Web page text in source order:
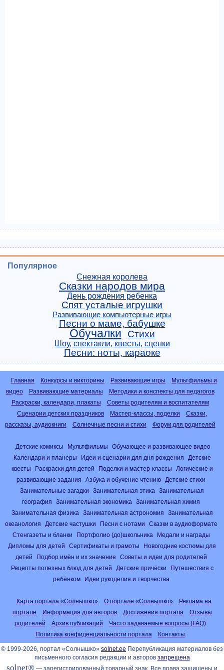
Популярное
Снежная королева
Сказки народов мира
День рождения ребенка
Спят усталые игрушки
Развивающие компьютерные игры
Песни о маме, бабушке
Обучалки Стихи
Шоу, спектакли, квесты, сценки
Песни: ноты, караоке
Главная Конкурсы и викторины Развивающие игры
Мультфильмы и
видео
Развивающие материалы
Методики и конспекты для педагогов
Раскраски, календари, плакаты
Советы родителям и воспитателям
Сценарии детских праздников
Мастер-классы, поделки
Сказки,
рассказы, аудиокниги
Солнечные песни и стихи Форум для родителей
Детские комиксы Мультфильмы
Обучающее и развивающее видео
Календари и планеры
Идеи и сценарии для дня рождения
Детские
квесты
Раскраски для детей Поделки и мастер-классы
Логические и
развивающие задания
Азбука и обучение чтению
Детские стихи
Занимательные загадки
Занимательная этика
Занимательная
география
Занимательная экономика
Занимательная химия
Занимательная физика
Занимательная астрономия
Занимательная
океанология
Детские частушки Песни с нотами
Сказки в аудиоформате
Стенгазеты и бланки
Портфолио (до)школьника
Медали и награды
Дипломы для детей
Сертификаты и грамоты
Новогодние костюмы для
детей
Подбор имён и их значение
Советы и идеи для родителей
Рецепты полезных блюд для детей
Детские причёски
Путешествия с
ребёнком
Идеи рукоделия и творчества
Карта портала «Солнышко» О портале «Солнышко»
Реклама на
портале
Информация для авторов Достижения портала
Отзывы
родителей
Архив публикаций
Часто задаваемые вопросы (FAQ)
Политика конфиденциальности портала
Контакты
© 1999-2026, портал «Солнышко» solnet.ee Перепубликация материалов без
письменного согласия редакции и авторов запрещена
solnet® — зарегистрированный товарный знак. Все права защищены и